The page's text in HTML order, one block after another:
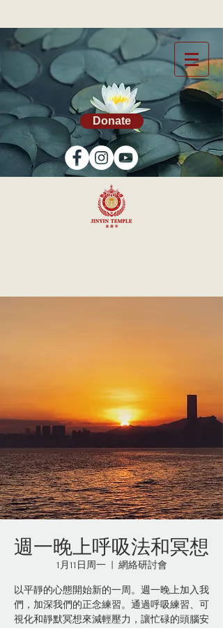
Donate
週一晚上呼吸法和冥想
1月11日周一
  |
網絡研討會
以平靜的心態開始新的一周。週一晚上加入我
們，加深我們的正念練習。通過呼吸練習、可
視化和靜默冥想來減輕壓力，讓忙碌的頭腦安